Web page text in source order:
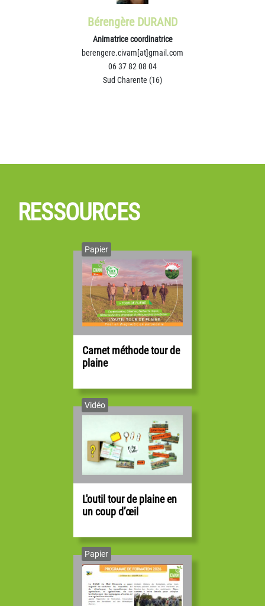
Arnaud GOURMAUD
céréalier
Vice Président
Nicolas FAVREAU
éleveur - viticulteur
Trésorier
Bérengère DURAND
Animatrice coordinatrice
berengere.civam[at]gmail.com
06 37 82 08 04
Sud Charente (16)
RESSOURCES
Papier
Carnet méthode tour de
plaine
Vidéo
L'outil tour de plaine en
un coup d’œil
Papier